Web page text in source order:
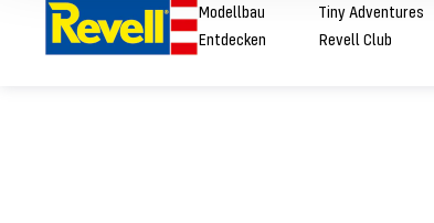
Modellbau Tiny Adventures
Entdecken
Revell Club
Revell